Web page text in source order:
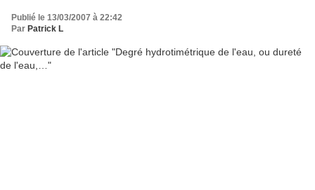
Publié le 13/03/2007 à 22:42
Par Patrick L